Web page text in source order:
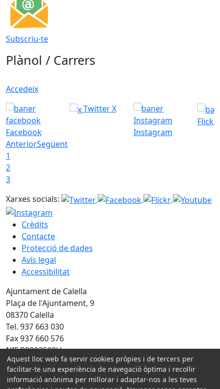
Subscriu-te
Plànol / Carrers
Accedeix
Facebook
Twitter X
Instagram
Flickr
AnteriorSegüent
1
2
3
Xarxes socials:
Crèdits
Contacte
Protecció de dades
Avís legal
Accessibilitat
Ajuntament de Calella
Plaça de l'Ajuntament, 9
08370 Calella
Tel. 937 663 030
Fax 937 660 576
NIF P0803500H
Amb la col·laboració de:
Aquest lloc web fa servir cookies pròpies i de tercers per
facilitar-te una experiència de navegació òptima i recollir
informació anònima per millorar i adaptar-nos a les teves